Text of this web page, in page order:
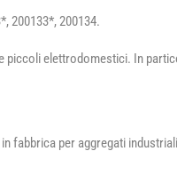
200133*, 200134.
piccoli elettrodomestici. In
fabbrica per aggregati